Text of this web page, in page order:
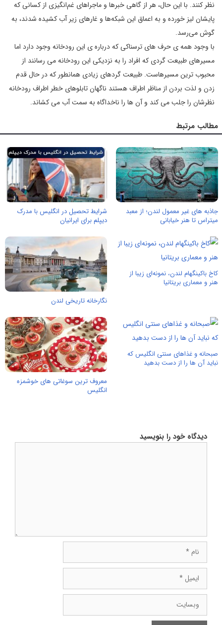
نظر کنند. با این حال، هر از گاهی خبر‌ها و ماجراهای غم‌انگیزی از کسانی که
پایشان لیز خورده و به اعماق این شبکه‌ها و غارهای زیر آب کشیده شدند، به
گوش می‌رسد.
با وجود همه ی حرف های ترسناکی که درباره ی این رودخانه وجود دارد اما
مسیرهای طبیعت گردی که افراد را به نزدیکی این رودخانه می رسانند از
محبوب ترین مسیرهاست. طبیعت گردهای زیادی همانطور که در حال قدم
زدن و لذت بردن از مناظر اطراف هستند ناگهان تابلوهای خطر اطراف رودخانه
نظرشان را جلب می کند و آن ها را ناخداگاه به سمت آب می کشاند.
مطالب مرتبط
جاذبه های غیر معمول لندن؛ از معبد
میتراس تا هنر خیابانی
شرایط تحصیل در انگلیس با مدرک
دیپلم برای ایرانیان
کاخ باکینگهام لندن، نمونه‌ای زیبا از
هنر و معماری بریتانیا
نگارخانه تاریخی لندن
صبحانه و غذاهای سنتی انگلیس که
نباید آن ها را از دست بدهید
معروف ترین سوغاتی های خوشمزه
انگلیس
دیدگاه خود را بنویسید
ایمیل
وبسایت